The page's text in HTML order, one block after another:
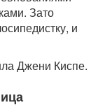
Зато
и
Джени Киспе.